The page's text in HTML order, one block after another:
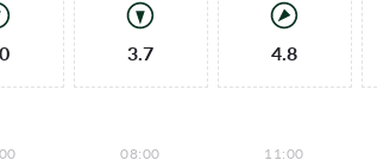
3.7 4.8
08:00 11:00